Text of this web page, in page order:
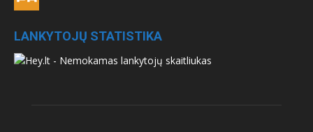
LANKYTOJŲ STATISTIKA